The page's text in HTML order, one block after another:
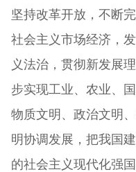
坚持改革开放，不断
社会主义市场经济，
义法治，贯彻新发展
步实现工业、农业、
物质文明、政治文明
明协调发展，把我国
的社会主义现代化强